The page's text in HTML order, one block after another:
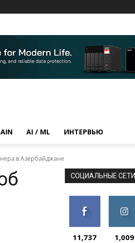
AI / ML ИНТЕРВЬЮ
в Азербайджане
СОЦИАЛЬНЫЕ СЕТИ
11,737 1,009